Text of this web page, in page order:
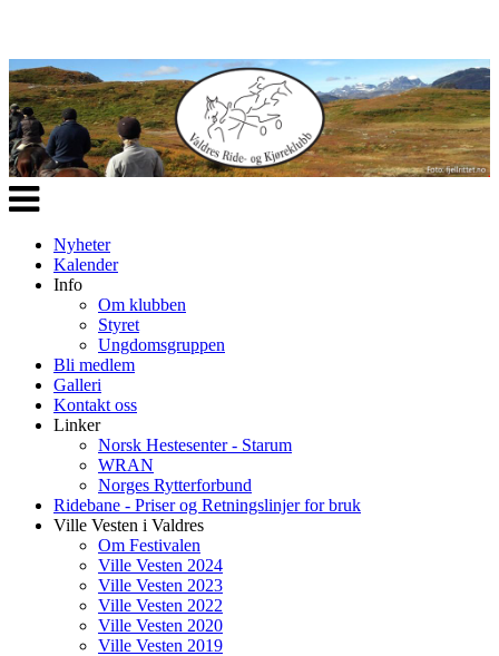
Veksle
navigasjon
Nyheter
Kalender
Info
Om klubben
Styret
Ungdomsgruppen
Bli medlem
Galleri
Kontakt oss
Linker
Norsk Hestesenter - Starum
WRAN
Norges Rytterforbund
Ridebane - Priser og Retningslinjer for bruk
Ville Vesten i Valdres
Om Festivalen
Ville Vesten 2024
Ville Vesten 2023
Ville Vesten 2022
Ville Vesten 2020
Ville Vesten 2019